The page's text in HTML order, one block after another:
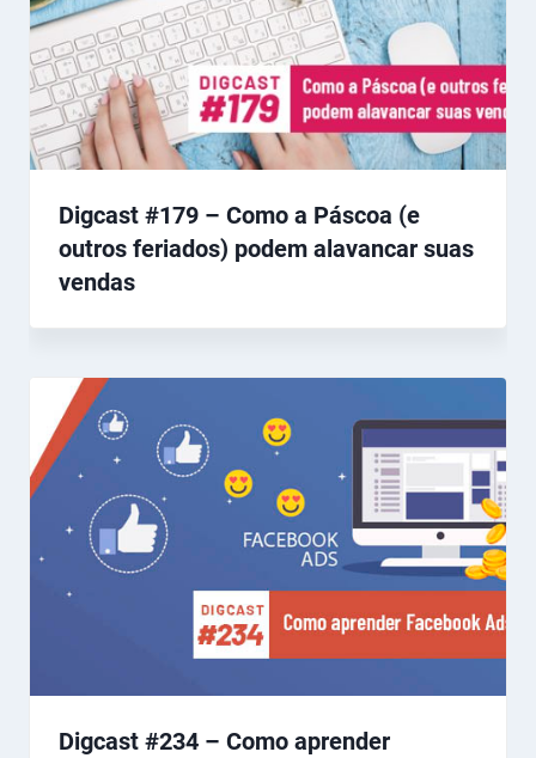
Digcast #179 – Como a Páscoa (e
outros feriados) podem alavancar suas
vendas
Digcast #234 – Como aprender